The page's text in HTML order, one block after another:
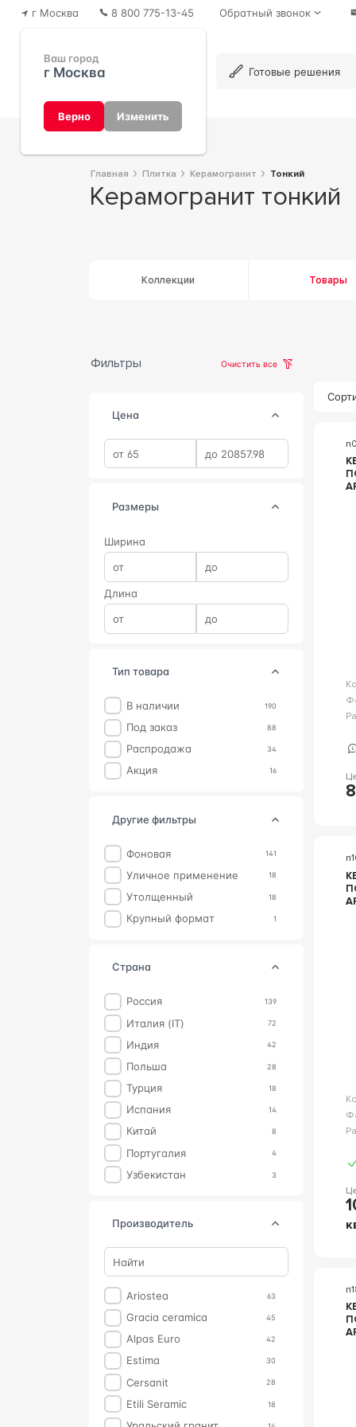
г Москва
Ваш город
г Москва
Верно Изменить
8 800 775-13-45 Обратный звонок
Готовые решения
Главная Плитка Керамогранит тонкий
Керамогранит тонкий
Коллекции Товары
Фильтры Очистить все
Цена
Размеры
Ширина
Длина
тип товара
В наличии 190
Под заказ 88
Распродажа 34
Акция 16
другие фильтры
фоновая 141
уличное применение 18
утолщенный 18
крупный формат 1
страна
Россия 139
Италия (IT) 72
Индия 42
Польша 28
Турция 18
Испания 14
Китай 8
Португалия 4
Узбекистан 3
производитель
Ariostea 63
Gracia ceramica 45
Alpas Euro 42
Estima 30
Cersanit 28
Etili Seramic 18